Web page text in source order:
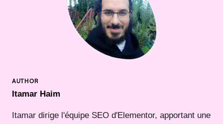
Itamar Haim
Itamar dirige l'équipe SEO d'Elementor, apportant une